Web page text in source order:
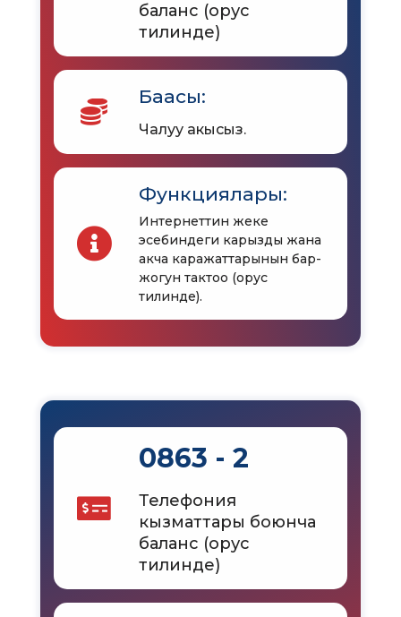
баланс (орус
тилинде)
Баасы:
Чалуу акысыз.
Функциялары:
Интернеттин жеке
эсебиндеги карызды жана
акча каражаттарынын бар-
жогун тактоо (орус
тилинде).
0863 - 2
Телефония
кызматтары боюнча
баланс (орус
тилинде)